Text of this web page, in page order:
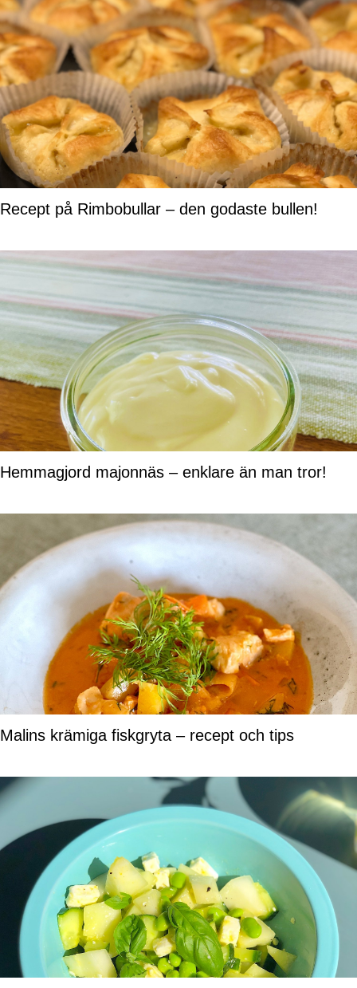
Recept på Rimbobullar – den godaste bullen!
Hemmagjord majonnäs – enklare än man tror!
Malins krämiga fiskgryta – recept och tips